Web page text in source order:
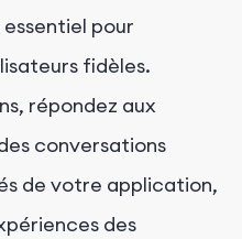
pour
fidèles.
répondez aux
conversations
de votre application,
des